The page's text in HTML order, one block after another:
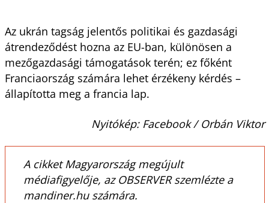
Az ukrán tagság jelentős politikai és gazdasági
átrendeződést hozna az EU-ban, különösen a
mezőgazdasági támogatások terén; ez főként
Franciaország számára lehet érzékeny kérdés –
állapította meg a francia lap.
Nyitókép: Facebook / Orbán Viktor
A cikket Magyarország megújult
médiafigyelője, az OBSERVER szemlézte a
mandiner.hu számára.